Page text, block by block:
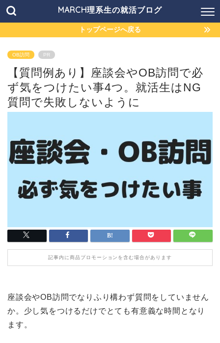
MARCH理系生の就活ブログ
トップページへ戻る
OB訪問 PR
【質問例あり】座談会やOB訪問で必
ず気をつけたい事4つ。就活生はNG
質問で失敗しないように
記事内に商品プロモーションを含む場合があります
座談会やOB訪問でなりふり構わず質問をしていません
か。少し気をつけるだけでとても有意義な時間となり
ます。